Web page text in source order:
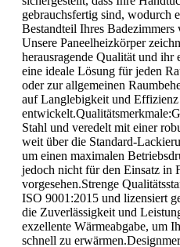
gebrauchsfertig sind, wodurch
Bestandteil Ihres Badezimmers
Unsere Paneelheizkörper
herausragende Qualität und ihr
eine ideale Lösung für jeden
oder zur allgemeinen
auf Langlebigkeit und Effizienz
Stahl und veredelt mit einer
weit über die Standard-
um einen maximalen
jedoch nicht für den Einsatz in
vorgesehen.Strenge
ISO 9001:2015 und lizensiert
die Zuverlässigkeit und
exzellente Wärmeabgabe, um
schnell zu